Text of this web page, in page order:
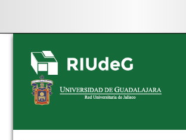
Skip
navigation